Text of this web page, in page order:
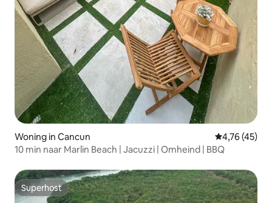
Woning in Cancun Gemiddelde
4,76 (45)
10 min naar Marlin Beach | Jacuzzi | Omheind | BBQ
Superhost
Superhost